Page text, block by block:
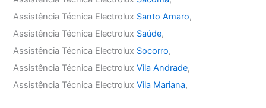
Assistência Técnica Electrolux Santo Amaro,
Assistência Técnica Electrolux Saúde,
Assistência Técnica Electrolux Socorro,
Assistência Técnica ElectroluxVila Andrade,
Assistência Técnica ElectroluxVila Mariana,